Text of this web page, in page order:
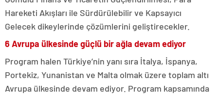
Hareketi Akışları ile Sürdürülebilir ve Kapsayıcı
Gelecek dikeylerinde çözümlerini geliştirecekler.
6 Avrupa ülkesinde güçlü bir ağla devam ediyor
Program halen Türkiye’nin yanı sıra İtalya, İspanya,
Portekiz, Yunanistan ve Malta olmak üzere toplam altı
Avrupa ülkesinde devam ediyor. Program kapsamında